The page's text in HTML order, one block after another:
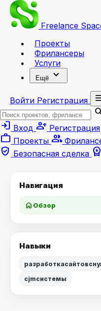
Freelance
Проекты
Фрилансеры
Услуги
Ещё expand_more
Войти Регистрация
login Вход person_add Регистрация
work Проекты group
verified_user Безопасная сделка workspace_premium
Навигация
home Обзор
Навыки
cjmсистемы